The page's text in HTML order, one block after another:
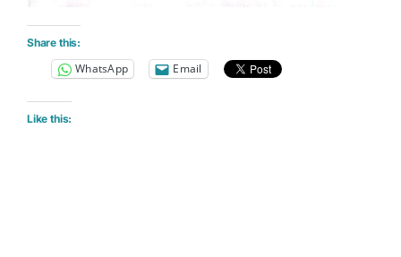
Share this:
WhatsApp Email
Like this: